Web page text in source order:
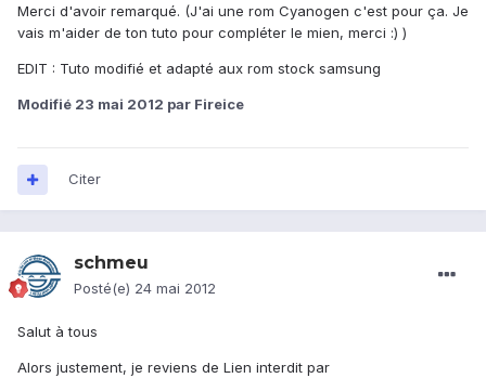
Merci d'avoir remarqué. (J'ai une rom Cyanogen c'est pour ça. Je
vais m'aider de ton tuto pour compléter le mien, merci :) )
EDIT : Tuto modifié et adapté aux rom stock samsung
Modifié 23 mai 2012 par Fireice
Citer
schmeu
Posté(e) 24 mai 2012
Salut à tous
Alors justement, je reviens de Lien interdit par